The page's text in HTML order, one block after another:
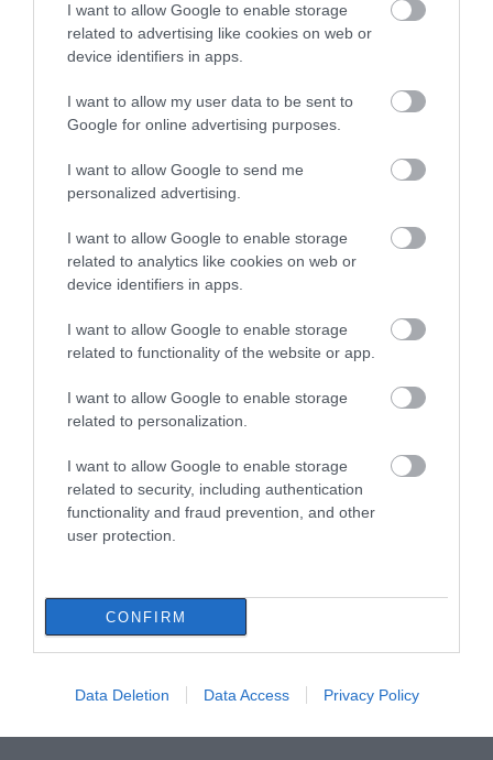
I want to allow Google to enable storage
related to advertising like cookies on web or
device identifiers in apps.
I want to allow my user data to be sent to
Google for online advertising purposes.
I want to allow Google to send me
personalized advertising.
I want to allow Google to enable storage
related to analytics like cookies on web or
device identifiers in apps.
I want to allow Google to enable storage
related to functionality of the website or app.
I want to allow Google to enable storage
related to personalization.
I want to allow Google to enable storage
related to security, including authentication
functionality and fraud prevention, and other
user protection.
CONFIRM
Data Deletion Data Access Privacy Policy